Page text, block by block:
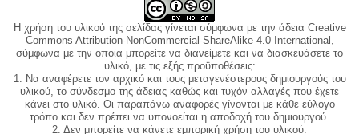
Η χρήση του υλικού της σελίδας γίνεται σύμφωνα με την άδεια Creative
Commons Attribution-NonCommercial-ShareAlike 4.0 International,
σύμφωνα με την οποία μπορείτε να διανείμετε και να διασκευάσετε το
υλικό, με τις εξής προϋποθέσεις:
1. Να αναφέρετε τον αρχικό και τους μεταγενέστερους δημιουργούς του
υλικού, το σύνδεσμο της άδειας καθώς και τυχόν αλλαγές που έχετε
κάνει στο υλικό. Οι παραπάνω αναφορές γίνονται με κάθε εύλογο
τρόπο και δεν πρέπει να υπονοείται η αποδοχή του δημιουργού.
2. Δεν μπορείτε να κάνετε εμπορική χρήση του υλικού.